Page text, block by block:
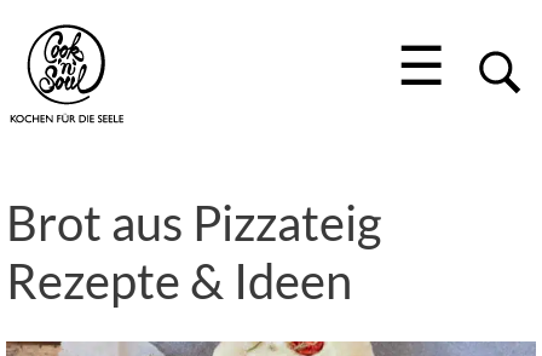
☰
Brot aus Pizzateig
Rezepte & Ideen